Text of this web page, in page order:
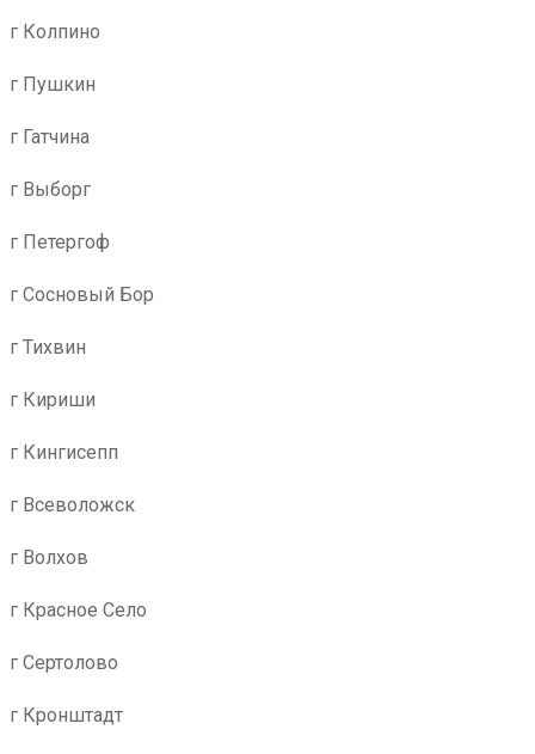
г Колпино
г Пушкин
г Гатчина
г Выборг
г Петергоф
г Сосновый Бор
г Тихвин
г Кириши
г Кингисепп
г Всеволожск
г Волхов
г Красное Село
г Сертолово
г Кронштадт